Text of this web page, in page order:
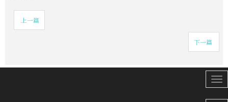
上一篇
下一篇